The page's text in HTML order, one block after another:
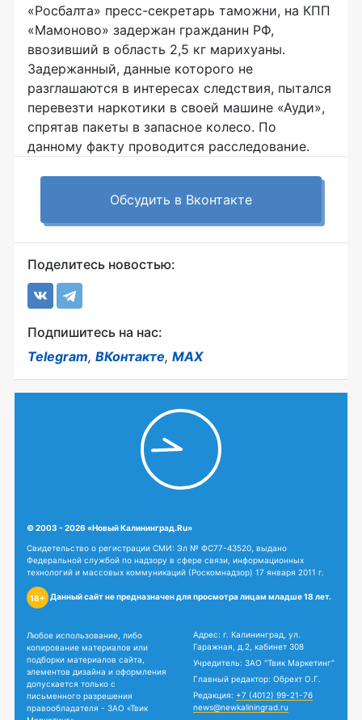
«Росбалта» пресс-секретарь таможни, на КПП
«Мамоново» задержан гражданин РФ,
ввозивший в область 2,5 кг марихуаны.
Задержанный, данные которого не
разглашаются в интересах следствия, пытался
перевезти наркотики в своей машине «Ауди»,
спрятав пакеты в запасное колесо. По
данному факту проводится расследование.
Обсудить в Вконтакте
Поделитесь новостью:
Подпишитесь на нас:
Telegram, ВКонтакте, MAX
© 2003 - 2026 «Новый Калининград.Ru»
Свидетельство о регистрации СМИ: Эл № ФС77-43520, выдано
Федеральной службой по надзору в сфере связи, информационных
технологий и массовых коммуникаций (Роскомнадзор) 17 января 2011 г.
Данный сайт не предназначен для просмотра лицам младше 18 лет.
копирование материалов или
подборки материалов сайта,
элементов дизайна и оформления
допускается только с
правообладателя - ЗАО «Твик
Маркетинг».
«Партнерский материал», «ПМ»,
«PR», «Спецпроект» - публикуются
на правах рекламы.
Сайт newkaliningrad.ru использует
файлы cookie. Продолжая работу
с сайтом, вы соглашаетесь на
Учредитель: ЗАО "Твик Маркетинг"
Главный редактор: Обрехт О.Г.
news@newkaliningrad.ru
Афиша:afisha@newkaliningrad.ru
Техподдержка:
support@newkaliningrad.ru
Общие вопросы:
info@newkaliningrad.ru